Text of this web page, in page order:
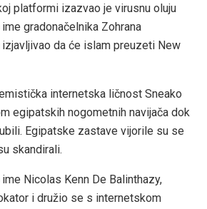
platformi izazvao je virusnu oluju
gradonačelnika Zohrana
izjavljivao da će islam preuzeti New
internetska ličnost Sneako
egipatskih nogometnih navijača dok
Egipatske zastave vijorile su se
skandirali.
Nicolas Kenn De Balinthazy,
i družio se s internetskom